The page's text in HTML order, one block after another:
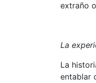
extraño
La
La
entablar